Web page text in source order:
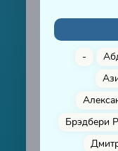
-
Брэдбери